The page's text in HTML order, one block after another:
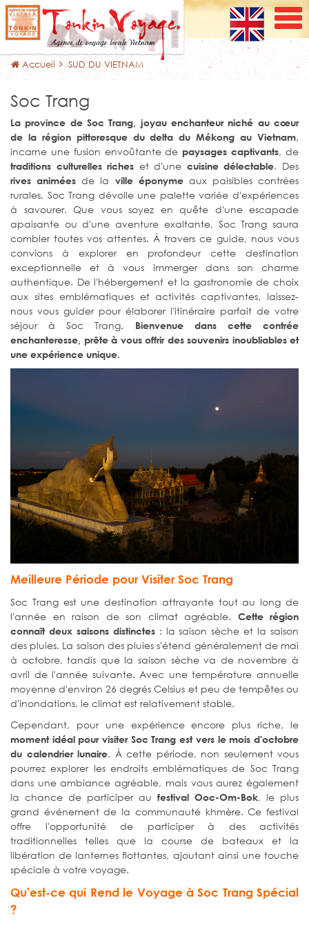
Accueil SUD DU VIETNAM
Soc Trang
La province de Soc Trang, joyau enchanteur niché au cœur
de la région pittoresque du delta du Mékong au Vietnam,
incarne une fusion envoûtante de paysages captivants, de
traditions culturelles riches et d'une cuisine délectable. Des
rives animées de la ville éponymeaux paisibles contrées
rurales, Soc Trang dévoile une palette variée d'expériences
à savourer. Que vous soyez en quête d'une escapade
apaisante ou d'une aventure exaltante, Soc Trang saura
combler toutes vos attentes. À travers ce guide, nous vous
convions à explorer en profondeur cette destination
exceptionnelle et à vous immerger dans son charme
authentique. De l'hébergement et la gastronomie de choix
aux sites emblématiques et activités captivantes, laissez-
nous vous guider pour élaborer l'itinéraire parfait de votre
séjour à Soc Trang.
Bienvenue dans cette contrée
enchanteresse, prête à vous offrir des souvenirs inoubliables et
une expérience unique.
Meilleure Période pour Visiter Soc Trang
Soc Trang est une destination attrayante tout au long de
l'année en raison de son climat agréable. Cette région
connaît deux saisons distinctes : la saison sèche et la saison
des pluies. La saison des pluies s'étend généralement de mai
à octobre, tandis que la saison sèche va de novembre à
avril de l'année suivante. Avec une température annuelle
moyenne d'environ 26 degrés Celsius et peu de tempêtes ou
d'inondations, le climat est relativement stable.
Cependant, pour une expérience encore plus riche, le
moment idéal pour visiter Soc Trang est vers le mois d'octobre
du calendrier lunaire. À cette période, non seulement vous
pourrez explorer les endroits emblématiques de Soc Trang
dans une ambiance agréable, mais vous aurez également
la chance de participer au festival Ooc-Om-Bok, le plus
grand événement de la communauté khmère. Ce festival
offre l'opportunité de participer à des activités
traditionnelles telles que la course de bateaux et la
libération de lanternes flottantes, ajoutant ainsi une touche
spéciale à votre voyage.
Qu'est-ce qui Rend le Voyage à Soc Trang Spécial
?